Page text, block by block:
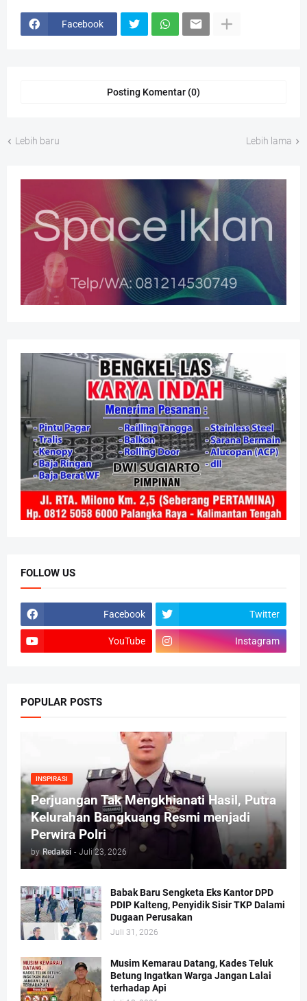
Facebook
Posting Komentar (0)
Lebih baru Lebih lama
FOLLOW US
Facebook Twitter
YouTube Instagram
POPULAR POSTS
INSPIRASI
Perjuangan Tak Mengkhianati Hasil, Putra
Kelurahan Bangkuang Resmi menjadi
Perwira Polri
by Redaksi - Juli 23, 2026
Babak Baru Sengketa Eks Kantor DPD
PDIP Kalteng, Penyidik Sisir TKP Dalami
Dugaan Perusakan
Juli 31, 2026
Musim Kemarau Datang, Kades Teluk
Betung Ingatkan Warga Jangan Lalai
terhadap Api